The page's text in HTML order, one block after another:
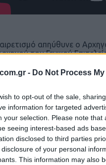
- Do Not Process
to opt-out of the sale,
information for targeted
your selection. Please note
seeing interest-based ads
disclosed to third parties
of your personal
This information may also
απηύθυνε ο
του Γενικού